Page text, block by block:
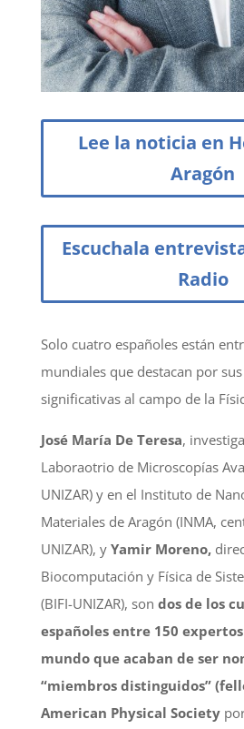
Lee la noticia en
Aragón
Escuchala
Radio
Solo cuatro españoles están
mundiales que destacan por
significativas al campo de la
José María De Teresa,
Laboraotrio de Microscopías
UNIZAR) y en el Instituto de
Materiales de Aragón (INMA,
UNIZAR), y Yamir Moreno,
Biocomputación y Física de
(BIFI-UNIZAR), son dos de los
españoles entre 150
mundo que acaban de ser
“miembros distinguidos”
American Physical Society